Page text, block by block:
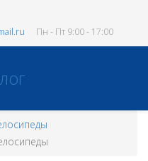
Пн - Пт 9:00 - 17:00